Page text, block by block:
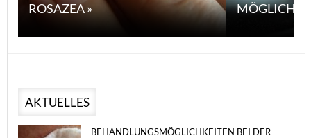
ROSAZEA »
MÖGLICHE
AKTUELLES
BEHANDLUNGSMÖGLICHKEITEN BEI DER